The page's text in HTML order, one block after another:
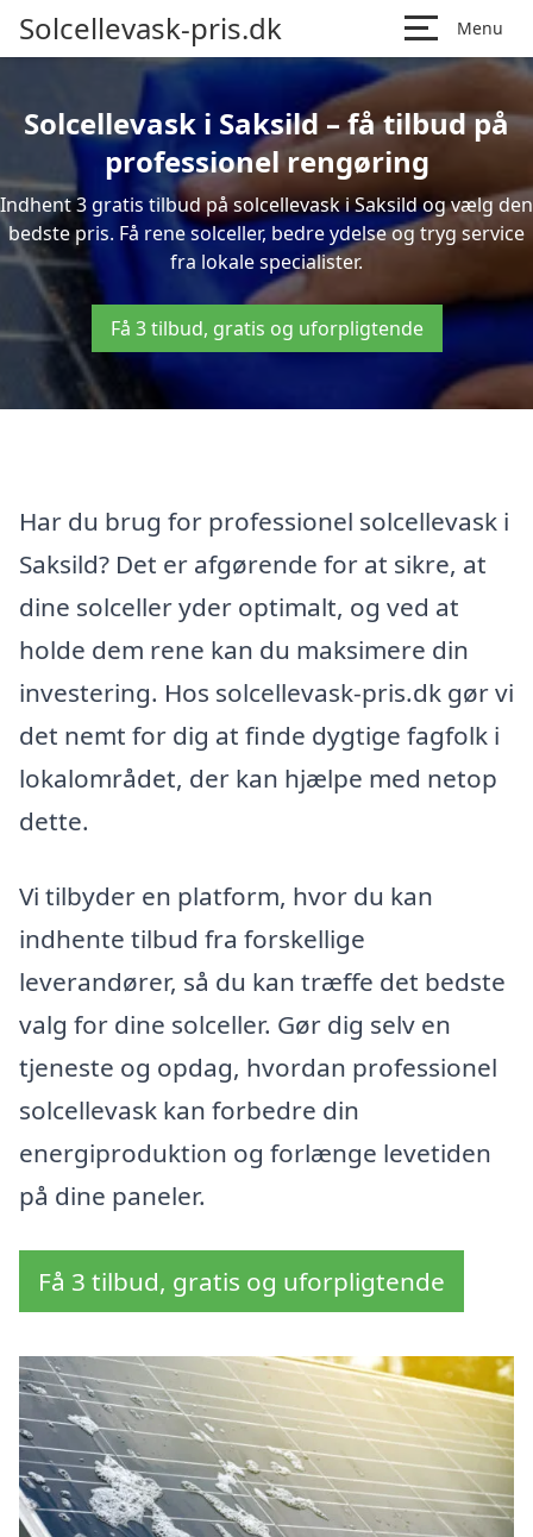
Solcellevask-pris.dk Menu
Solcellevask i Saksild – få tilbud på
professionel rengøring
Indhent 3 gratis tilbud på solcellevask i Saksild og vælg den
bedste pris. Få rene solceller, bedre ydelse og tryg service
fra lokale specialister.
Få 3 tilbud, gratis og uforpligtende
Har du brug for professionel solcellevask i
Saksild? Det er afgørende for at sikre, at
dine solceller yder optimalt, og ved at
holde dem rene kan du maksimere din
investering. Hos solcellevask-pris.dk gør vi
det nemt for dig at finde dygtige fagfolk i
lokalområdet, der kan hjælpe med netop
dette.
Vi tilbyder en platform, hvor du kan
indhente tilbud fra forskellige
leverandører, så du kan træffe det bedste
valg for dine solceller. Gør dig selv en
tjeneste og opdag, hvordan professionel
solcellevask kan forbedre din
energiproduktion og forlænge levetiden
på dine paneler.
Få 3 tilbud, gratis og uforpligtende